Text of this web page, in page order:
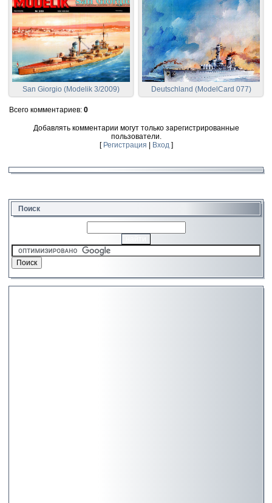
San Giorgio (Modelik 3/2009) Deutschland (ModelCard 077)
Всего комментариев: 0
Добавлять комментарии могут только зарегистрированные
пользователи.
[ Регистрация Вход]
Поиск